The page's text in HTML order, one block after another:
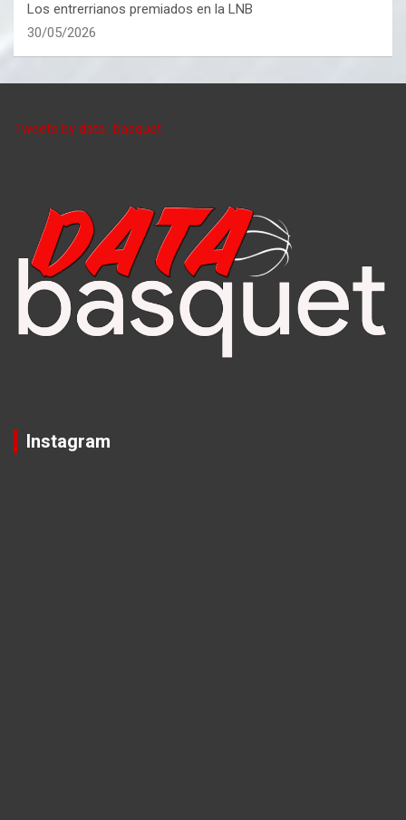
Los entrerrianos premiados en la LNB
30/05/2026
Tweets by data_basquet
Instagram